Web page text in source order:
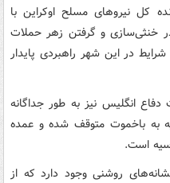
کل نیروهای مسلح اوکراین با
خنثی‌سازی و گرفتن زهر حملات
در این شهر راهبردی پایدار
انگلیس نیز به طور جداگانه
به باخموت متوقف شده و عمده
است.
روشنی وجود دارد که از